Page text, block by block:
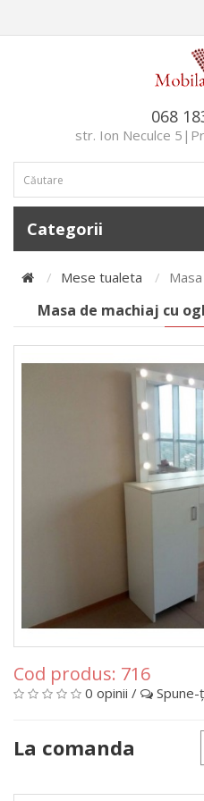
068
str. Ion Neculce
Categorii
Mese tualeta
Masa de machiaj cu
Cod produs: 716
0 opinii / Spune-
La comanda